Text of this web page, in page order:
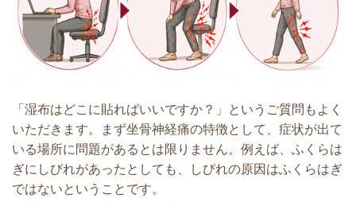
「湿布はどこに貼ればいいですか？」というご質問もよく
いただきます。まず坐骨神経痛の特徴として、症状が出て
いる場所に問題があるとは限りません。例えば、ふくらは
ぎにしびれがあったとしても、しびれの原因はふくらはぎ
ではないということです。